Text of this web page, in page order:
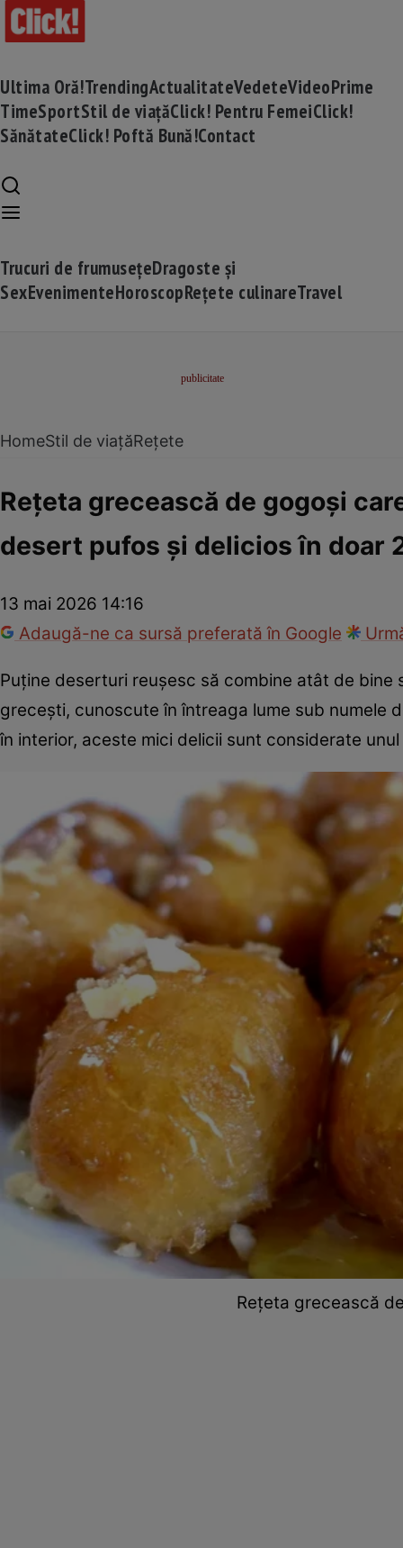
Ultima Oră!TrendingActualitateVedeteVideoPrime
TimeSportStil de viațăClick! Pentru FemeiClick!
SănătateClick! Poftă Bună!Contact
Trucuri de frumusețeDragoste și
SexEvenimenteHoroscopRețete culinareTravel
HomeStil de viațăRețete
Rețeta grecească de gogoși
desert pufos și delicios în doar
13 mai 2026 14:16
Adaugă-ne ca sursă preferată în Google
Puține deserturi reușesc să combine atât de
grecești, cunoscute în întreaga lume sub numele
în interior, aceste mici delicii sunt considerate
Rețeta grecească